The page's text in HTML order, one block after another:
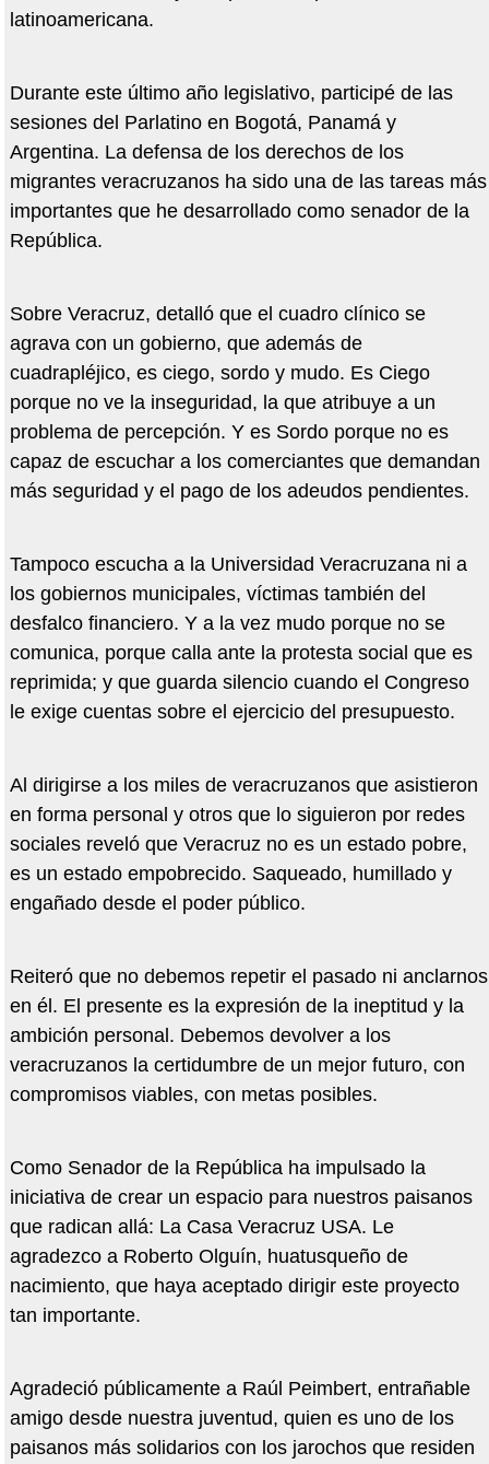
latinoamericana.
Durante este último año legislativo, participé de las
sesiones del Parlatino en Bogotá, Panamá y
Argentina. La defensa de los derechos de los
migrantes veracruzanos ha sido una de las tareas más
importantes que he desarrollado como senador de la
República.
Sobre Veracruz, detalló que el cuadro clínico se
agrava con un gobierno, que además de
cuadrapléjico, es ciego, sordo y mudo. Es Ciego
porque no ve la inseguridad, la que atribuye a un
problema de percepción. Y es Sordo porque no es
capaz de escuchar a los comerciantes que demandan
más seguridad y el pago de los adeudos pendientes.
Tampoco escucha a la Universidad Veracruzana ni a
los gobiernos municipales, víctimas también del
desfalco financiero. Y a la vez mudo porque no se
comunica, porque calla ante la protesta social que es
reprimida; y que guarda silencio cuando el Congreso
le exige cuentas sobre el ejercicio del presupuesto.
Al dirigirse a los miles de veracruzanos que asistieron
en forma personal y otros que lo siguieron por redes
sociales reveló que Veracruz no es un estado pobre,
es un estado empobrecido. Saqueado, humillado y
engañado desde el poder público.
Reiteró que no debemos repetir el pasado ni anclarnos
en él. El presente es la expresión de la ineptitud y la
ambición personal. Debemos devolver a los
veracruzanos la certidumbre de un mejor futuro, con
compromisos viables, con metas posibles.
Como Senador de la República ha impulsado la
iniciativa de crear un espacio para nuestros paisanos
que radican allá: La Casa Veracruz USA. Le
agradezco a Roberto Olguín, huatusqueño de
nacimiento, que haya aceptado dirigir este proyecto
tan importante.
Agradeció públicamente a Raúl Peimbert, entrañable
amigo desde nuestra juventud, quien es uno de los
paisanos más solidarios con los jarochos que residen